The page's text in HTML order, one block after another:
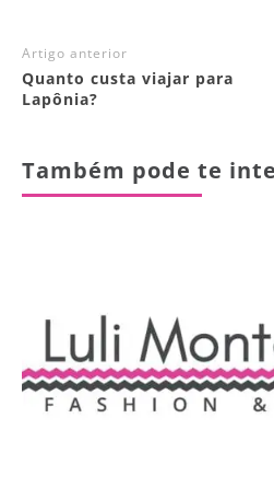
Artigo anterior
Quanto custa viajar para
Lapônia?
Também pode te